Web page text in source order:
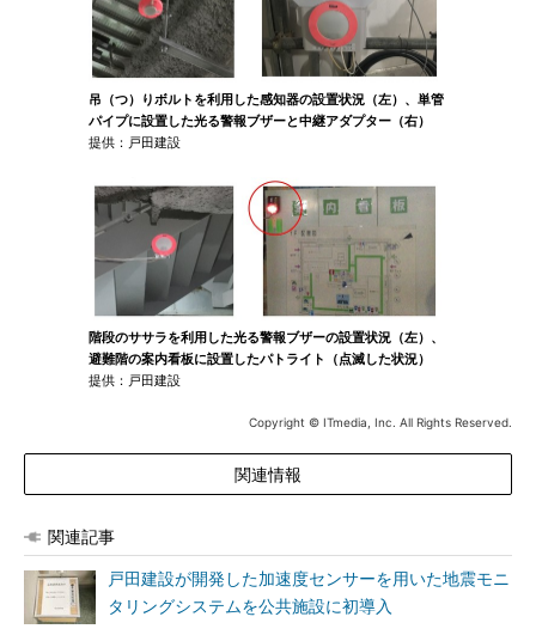
吊（つ）りボルトを利用した感知器の設置状況（左）、単管
パイプに設置した光る警報ブザーと中継アダプター（右）
提供：戸田建設
階段のササラを利用した光る警報ブザーの設置状況（左）、
避難階の案内看板に設置したパトライト（点滅した状況）
提供：戸田建設
Copyright © ITmedia, Inc. All Rights Reserved.
関連情報
関連記事
戸田建設が開発した加速度センサーを用いた地震モニ
タリングシステムを公共施設に初導入